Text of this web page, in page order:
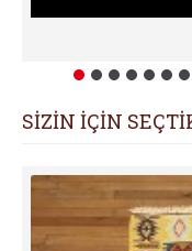
SİZİN İÇİN